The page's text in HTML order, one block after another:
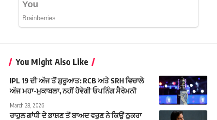
You Might Also Like
IPL 19 ਦੀ ਅੱਜ ਤੋਂ ਸ਼ੁਰੂਆਤ: RCB ਅਤੇ SRH ਵਿਚਾਲੇ
ਅੱਜ ਮਹਾ-ਮੁਕਾਬਲਾ, ਨਹੀਂ ਹੋਵੇਗੀ ਓਪਨਿੰਗ ਸੈਰੇਮਨੀ
March 28, 2026
ਰਾਹੁਲ ਗਾਂਧੀ ਦੇ ਭਾਸ਼ਣ ਤੋਂ ਬਾਅਦ ਵਰੁਣ ਨੇ ਕਿਉਂ ਠੁਕਰਾ